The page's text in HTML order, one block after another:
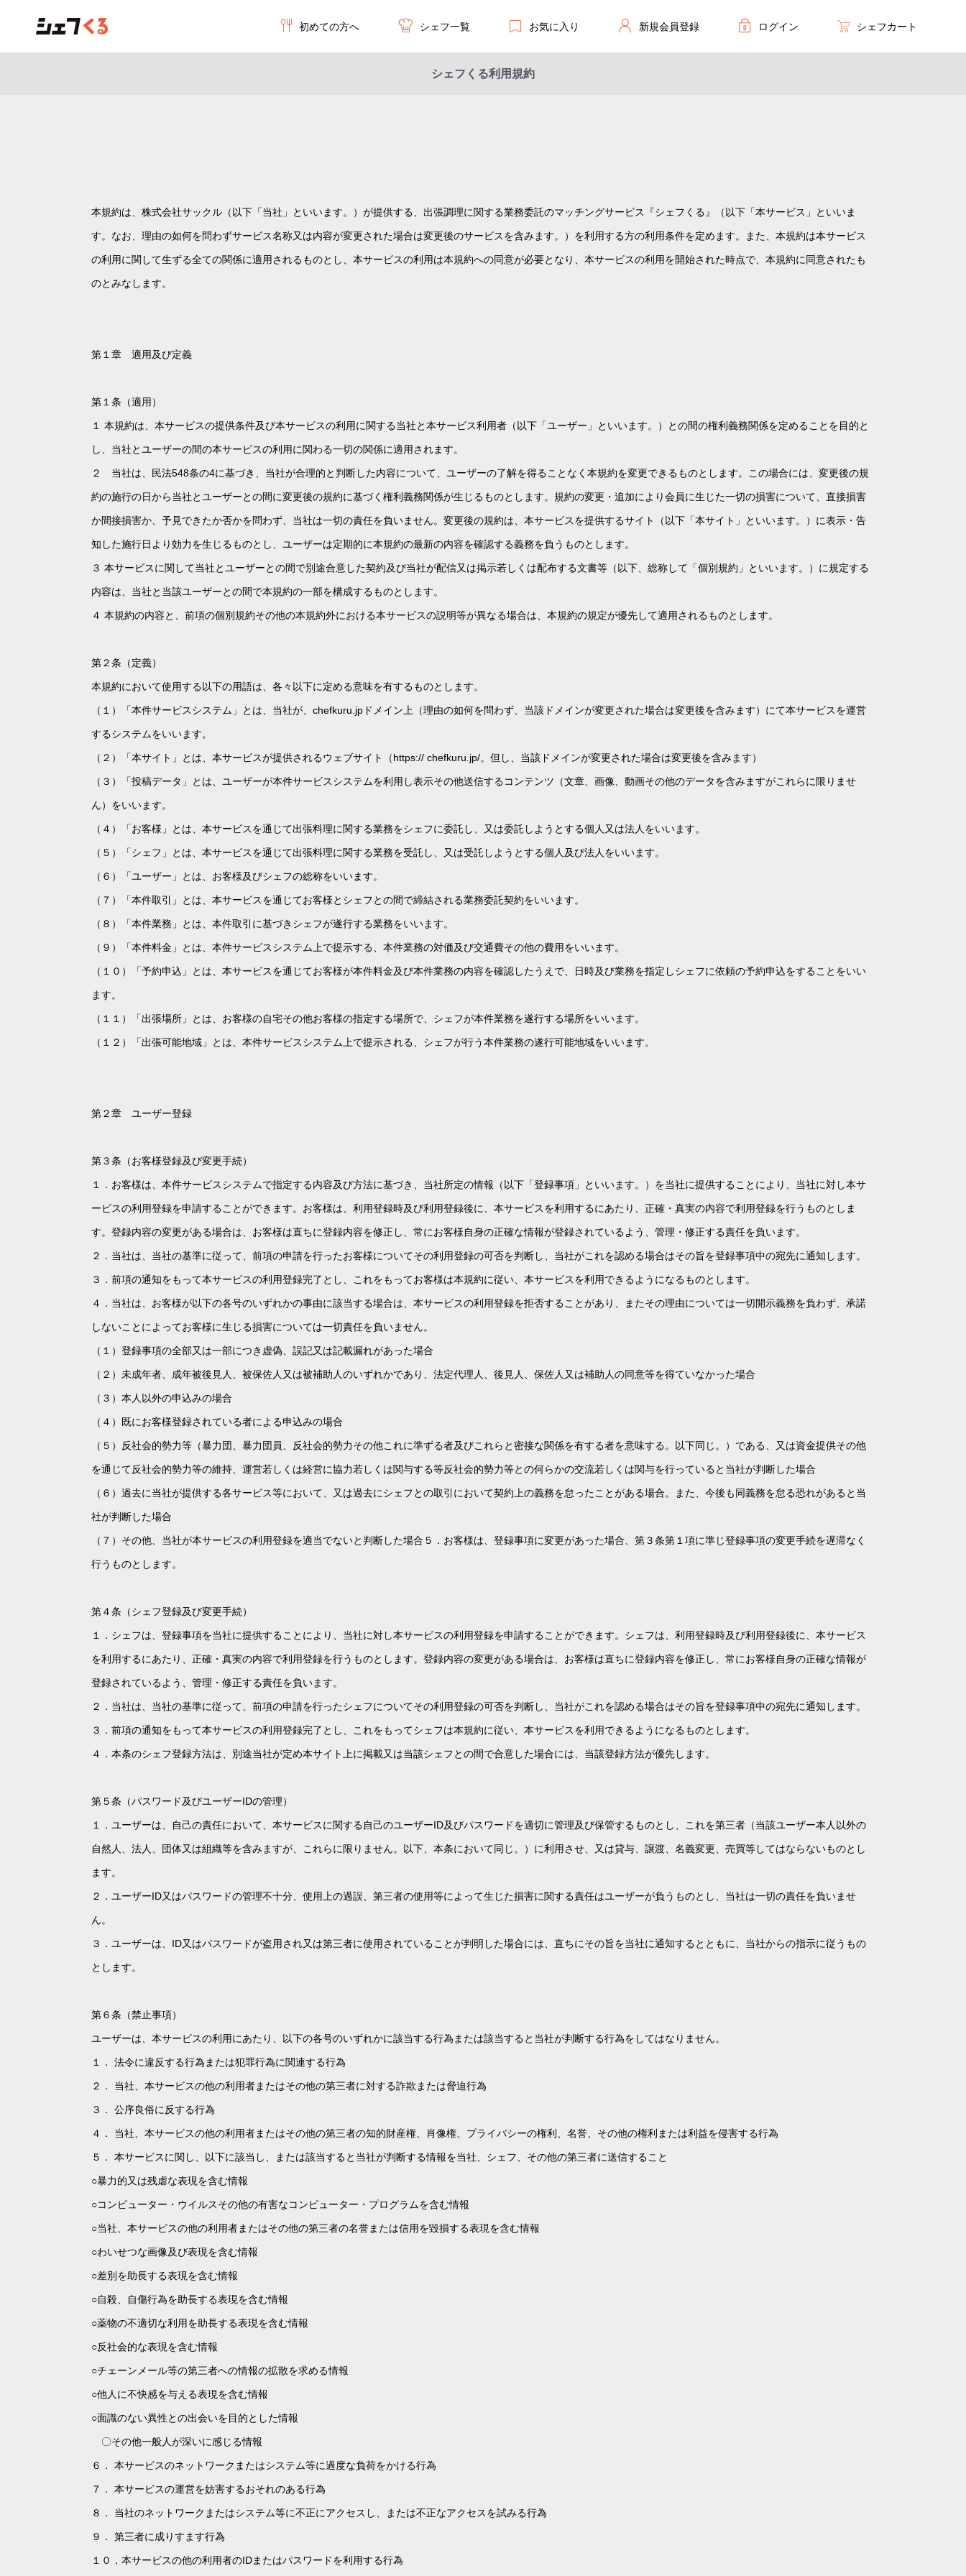
初めての方へ シェフ一覧 お気に入り 新規会員登録 ログイン シェフカート
シェフくる利用規約
本規約は、株式会社サックル（以下「当社」といいます。）が提供する、出張調理に関する業務委託のマッチングサービス『シェフくる』（以下「本サービス」といいま
す。なお、理由の如何を問わずサービス名称又は内容が変更された場合は変更後のサービスを含みます。）を利用する方の利用条件を定めます。また、本規約は本サービス
の利用に関して生ずる全ての関係に適用されるものとし、本サービスの利用は本規約への同意が必要となり、本サービスの利用を開始された時点で、本規約に同意されたも
のとみなします。
第１章 適用及び定義
第１条（適用）
１ 本規約は、本サービスの提供条件及び本サービスの利用に関する当社と本サービス利用者（以下「ユーザー」といいます。）との間の権利義務関係を定めることを目的と
し、当社とユーザーの間の本サービスの利用に関わる一切の関係に適用されます。
２ 当社は、民法548条の4に基づき、当社が合理的と判断した内容について、ユーザーの了解を得ることなく本規約を変更できるものとします。この場合には、変更後の規
約の施行の日から当社とユーザーとの間に変更後の規約に基づく権利義務関係が生じるものとします。規約の変更・追加により会員に生じた一切の損害について、直接損害
か間接損害か、予見できたか否かを問わず、当社は一切の責任を負いません。変更後の規約は、本サービスを提供するサイト（以下「本サイト」といいます。）に表示・告
知した施行日より効力を生じるものとし、ユーザーは定期的に本規約の最新の内容を確認する義務を負うものとします。
３ 本サービスに関して当社とユーザーとの間で別途合意した契約及び当社が配信又は掲示若しくは配布する文書等（以下、総称して「個別規約」といいます。）に規定する
内容は、当社と当該ユーザーとの間で本規約の一部を構成するものとします。
４ 本規約の内容と、前項の個別規約その他の本規約外における本サービスの説明等が異なる場合は、本規約の規定が優先して適用されるものとします。
第２条（定義）
本規約において使用する以下の用語は、各々以下に定める意味を有するものとします。
（１）「本件サービスシステム」とは、当社が、chefkuru.jpドメイン上（理由の如何を問わず、当該ドメインが変更された場合は変更後を含みます）にて本サービスを運営
するシステムをいいます。
（２）「本サイト」とは、本サービスが提供されるウェブサイト（https:// chefkuru.jp/。但し、当該ドメインが変更された場合は変更後を含みます）
（３）「投稿データ」とは、ユーザーが本件サービスシステムを利用し表示その他送信するコンテンツ（文章、画像、動画その他のデータを含みますがこれらに限りませ
ん）をいいます。
（４）「お客様」とは、本サービスを通じて出張料理に関する業務をシェフに委託し、又は委託しようとする個人又は法人をいいます。
（５）「シェフ」とは、本サービスを通じて出張料理に関する業務を受託し、又は受託しようとする個人及び法人をいいます。
（６）「ユーザー」とは、お客様及びシェフの総称をいいます。
（７）「本件取引」とは、本サービスを通じてお客様とシェフとの間で締結される業務委託契約をいいます。
（８）「本件業務」とは、本件取引に基づきシェフが遂行する業務をいいます。
（９）「本件料金」とは、本件サービスシステム上で提示する、本件業務の対価及び交通費その他の費用をいいます。
（１０）「予約申込」とは、本サービスを通じてお客様が本件料金及び本件業務の内容を確認したうえで、日時及び業務を指定しシェフに依頼の予約申込をすることをいい
ます。
（１１）「出張場所」とは、お客様の自宅その他お客様の指定する場所で、シェフが本件業務を遂行する場所をいいます。
（１２）「出張可能地域」とは、本件サービスシステム上で提示される、シェフが行う本件業務の遂行可能地域をいいます。
第２章 ユーザー登録
第３条（お客様登録及び変更手続）
１．お客様は、本件サービスシステムで指定する内容及び方法に基づき、当社所定の情報（以下「登録事項」といいます。）を当社に提供することにより、当社に対し本サ
ービスの利用登録を申請することができます。お客様は、利用登録時及び利用登録後に、本サービスを利用するにあたり、正確・真実の内容で利用登録を行うものとしま
す。登録内容の変更がある場合は、お客様は直ちに登録内容を修正し、常にお客様自身の正確な情報が登録されているよう、管理・修正する責任を負います。
２．当社は、当社の基準に従って、前項の申請を行ったお客様についてその利用登録の可否を判断し、当社がこれを認める場合はその旨を登録事項中の宛先に通知します。
３．前項の通知をもって本サービスの利用登録完了とし、これをもってお客様は本規約に従い、本サービスを利用できるようになるものとします。
４．当社は、お客様が以下の各号のいずれかの事由に該当する場合は、本サービスの利用登録を拒否することがあり、またその理由については一切開示義務を負わず、承諾
しないことによってお客様に生じる損害については一切責任を負いません。
（１）登録事項の全部又は一部につき虚偽、誤記又は記載漏れがあった場合
（２）未成年者、成年被後見人、被保佐人又は被補助人のいずれかであり、法定代理人、後見人、保佐人又は補助人の同意等を得ていなかった場合
（３）本人以外の申込みの場合
（４）既にお客様登録されている者による申込みの場合
（５）反社会的勢力等（暴力団、暴力団員、反社会的勢力その他これに準ずる者及びこれらと密接な関係を有する者を意味する。以下同じ。）である、又は資金提供その他
を通じて反社会的勢力等の維持、運営若しくは経営に協力若しくは関与する等反社会的勢力等との何らかの交流若しくは関与を行っていると当社が判断した場合
（６）過去に当社が提供する各サービス等において、又は過去にシェフとの取引において契約上の義務を怠ったことがある場合。また、今後も同義務を怠る恐れがあると当
社が判断した場合
（７）その他、当社が本サービスの利用登録を適当でないと判断した場合５．お客様は、登録事項に変更があった場合、第３条第１項に準じ登録事項の変更手続を遅滞なく
行うものとします。
第４条（シェフ登録及び変更手続）
１．シェフは、登録事項を当社に提供することにより、当社に対し本サービスの利用登録を申請することができます。シェフは、利用登録時及び利用登録後に、本サービス
を利用するにあたり、正確・真実の内容で利用登録を行うものとします。登録内容の変更がある場合は、お客様は直ちに登録内容を修正し、常にお客様自身の正確な情報が
登録されているよう、管理・修正する責任を負います。
２．当社は、当社の基準に従って、前項の申請を行ったシェフについてその利用登録の可否を判断し、当社がこれを認める場合はその旨を登録事項中の宛先に通知します。
３．前項の通知をもって本サービスの利用登録完了とし、これをもってシェフは本規約に従い、本サービスを利用できるようになるものとします。
４．本条のシェフ登録方法は、別途当社が定め本サイト上に掲載又は当該シェフとの間で合意した場合には、当該登録方法が優先します。
第５条（パスワード及びユーザーIDの管理）
１．ユーザーは、自己の責任において、本サービスに関する自己のユーザーID及びパスワードを適切に管理及び保管するものとし、これを第三者（当該ユーザー本人以外の
自然人、法人、団体又は組織等を含みますが、これらに限りません。以下、本条において同じ。）に利用させ、又は貸与、譲渡、名義変更、売買等してはならないものとし
ます。
２．ユーザーID又はパスワードの管理不十分、使用上の過誤、第三者の使用等によって生じた損害に関する責任はユーザーが負うものとし、当社は一切の責任を負いませ
ん。
３．ユーザーは、ID又はパスワードが盗用され又は第三者に使用されていることが判明した場合には、直ちにその旨を当社に通知するとともに、当社からの指示に従うもの
とします。
第６条（禁止事項）
ユーザーは、本サービスの利用にあたり、以下の各号のいずれかに該当する行為または該当すると当社が判断する行為をしてはなりません。
１． 法令に違反する行為または犯罪行為に関連する行為
２． 当社、本サービスの他の利用者またはその他の第三者に対する詐欺または脅迫行為
３． 公序良俗に反する行為
４． 当社、本サービスの他の利用者またはその他の第三者の知的財産権、肖像権、プライバシーの権利、名誉、その他の権利または利益を侵害する行為
５． 本サービスに関し、以下に該当し、または該当すると当社が判断する情報を当社、シェフ、その他の第三者に送信すること
○暴力的又は残虐な表現を含む情報
○コンピューター・ウイルスその他の有害なコンピューター・プログラムを含む情報
○当社、本サービスの他の利用者またはその他の第三者の名誉または信用を毀損する表現を含む情報
○わいせつな画像及び表現を含む情報
○差別を助長する表現を含む情報
○自殺、自傷行為を助長する表現を含む情報
○薬物の不適切な利用を助長する表現を含む情報
○反社会的な表現を含む情報
○チェーンメール等の第三者への情報の拡散を求める情報
○他人に不快感を与える表現を含む情報
○面識のない異性との出会いを目的とした情報
〇その他一般人が深いに感じる情報
６． 本サービスのネットワークまたはシステム等に過度な負荷をかける行為
７． 本サービスの運営を妨害するおそれのある行為
８． 当社のネットワークまたはシステム等に不正にアクセスし、または不正なアクセスを試みる行為
９． 第三者に成りすます行為
１０．本サービスの他の利用者のIDまたはパスワードを利用する行為